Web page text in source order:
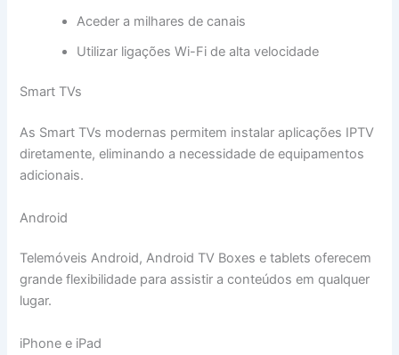
Aceder a milhares de canais
Utilizar ligações Wi-Fi de alta velocidade
Smart TVs
As Smart TVs modernas permitem instalar aplicações IPTV
diretamente, eliminando a necessidade de equipamentos
adicionais.
Android
Telemóveis Android, Android TV Boxes e tablets oferecem
grande flexibilidade para assistir a conteúdos em qualquer
lugar.
iPhone e iPad